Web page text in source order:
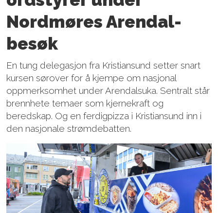
Nordmøres Arendal-
besøk
En tung delegasjon fra Kristiansund setter snart
kursen sørover for å kjempe om nasjonal
oppmerksomhet under Arendalsuka. Sentralt står
brennhete temaer som kjernekraft og
beredskap. Og en ferdigpizza i Kristiansund inn i
den nasjonale strømdebatten.